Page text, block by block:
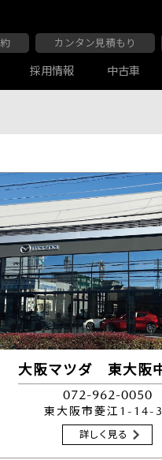
カンタン見積もり
車検・点検
大阪マツダ 布
大阪マツダ 交
お客様の声
採用情報 中古車
大阪マツダ 東大阪
072-962-0050
東大阪市菱江1-14-
詳しく見る